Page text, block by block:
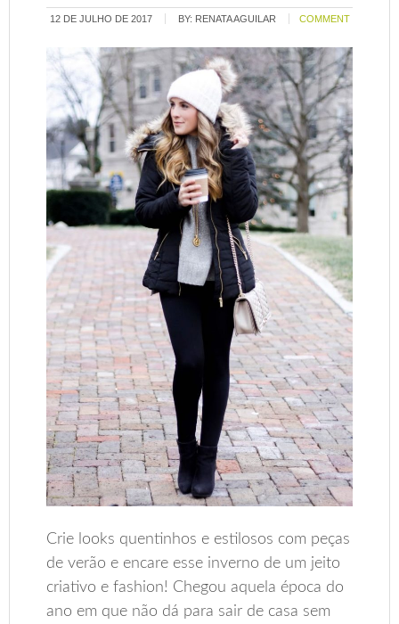
12 DE JULHO DE 2017 BY: RENATA AGUILAR COMMENT
Crie looks quentinhos e estilosos com peças
de verão e encare esse inverno de um jeito
criativo e fashion! Chegou aquela época do
ano em que não dá para sair de casa sem